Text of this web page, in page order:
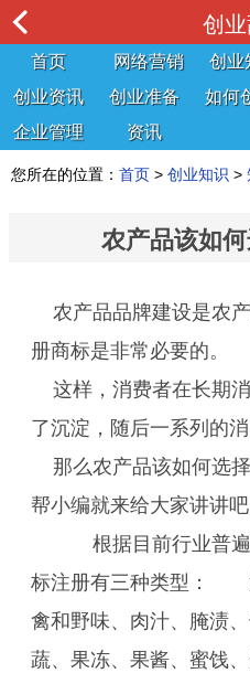
创
首页 网络营销 创业
创业资讯
创业准备 如何
企业管理
资讯
您所在的位置： 首页 > 创业知识 >
农产品该如
农产品品牌建设是农
册商标是非常必要的。
这样，消费者在长期
了沉淀，随后一系列的
那么农产品该如何选
帮小编就来给大家讲讲吧
根据目前行业普遍
标注册有三种类型：
禽和野味、肉汁、腌渍
蔬、果冻、果酱、蜜饯